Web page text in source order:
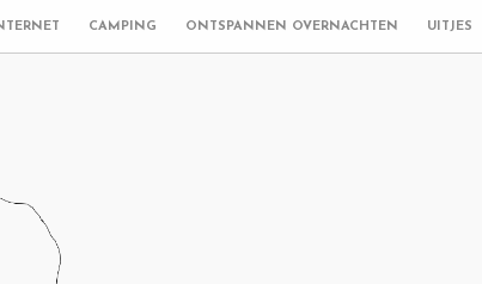
CAMPING ONTSPANNEN OVERNACHTEN UITJES